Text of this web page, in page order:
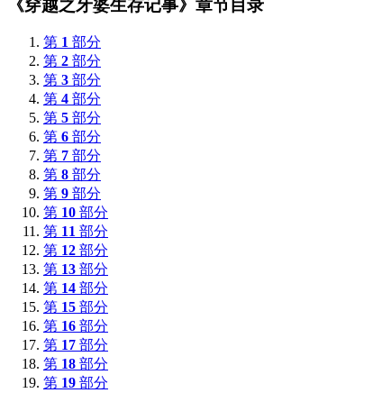
《穿越之牙婆生存记事》章节目录
第 1 部分
第 2 部分
第 3 部分
第 4 部分
第 5 部分
第 6 部分
第 7 部分
第 8 部分
第 9 部分
第 10 部分
第 11 部分
第 12 部分
第 13 部分
第 14 部分
第 15 部分
第 16 部分
第 17 部分
第 18 部分
第 19 部分